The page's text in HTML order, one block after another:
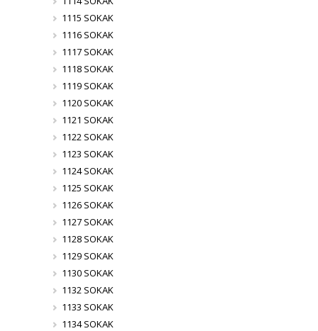
1115 SOKAK
1116 SOKAK
1117 SOKAK
1118 SOKAK
1119 SOKAK
1120 SOKAK
1121 SOKAK
1122 SOKAK
1123 SOKAK
1124 SOKAK
1125 SOKAK
1126 SOKAK
1127 SOKAK
1128 SOKAK
1129 SOKAK
1130 SOKAK
1132 SOKAK
1133 SOKAK
1134 SOKAK